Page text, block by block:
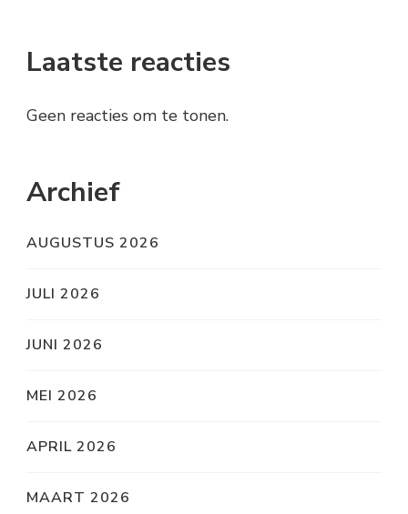
Laatste reacties
Geen reacties om te tonen.
Archief
AUGUSTUS 2026
JULI 2026
JUNI 2026
MEI 2026
APRIL 2026
MAART 2026